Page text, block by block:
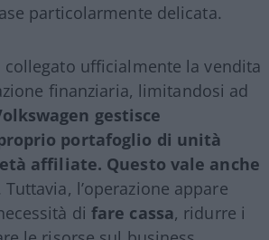
particolarmente delicata.
collegato ufficialmente la vendita
finanziaria, limitandosi ad
gestisce
portafoglio di unità
affiliate. Questo vale anche
Tuttavia, l’operazione appare
di fare cassa, ridurre i